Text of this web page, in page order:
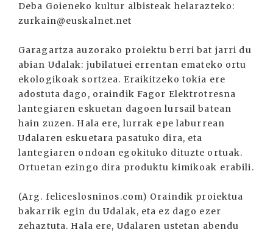
Deba Goieneko kultur albisteak helarazteko:
zurkain@euskalnet.net
Garagartza auzorako proiektu berri bat jarri du
abian Udalak: jubilatuei errentan emateko ortu
ekologikoak sortzea. Eraikitzeko tokia ere
adostuta dago, oraindik Fagor Elektrotresna
lantegiaren eskuetan dagoen lursail batean
hain zuzen. Hala ere, lurrak epe laburrean
Udalaren eskuetara pasatuko dira, eta
lantegiaren ondoan egokituko dituzte ortuak.
Ortuetan ezingo dira produktu kimikoak erabili.
(Arg. feliceslosninos.com) Oraindik proiektua
bakarrik egin du Udalak, eta ez dago ezer
zehaztuta. Hala ere, Udalaren ustetan abendu